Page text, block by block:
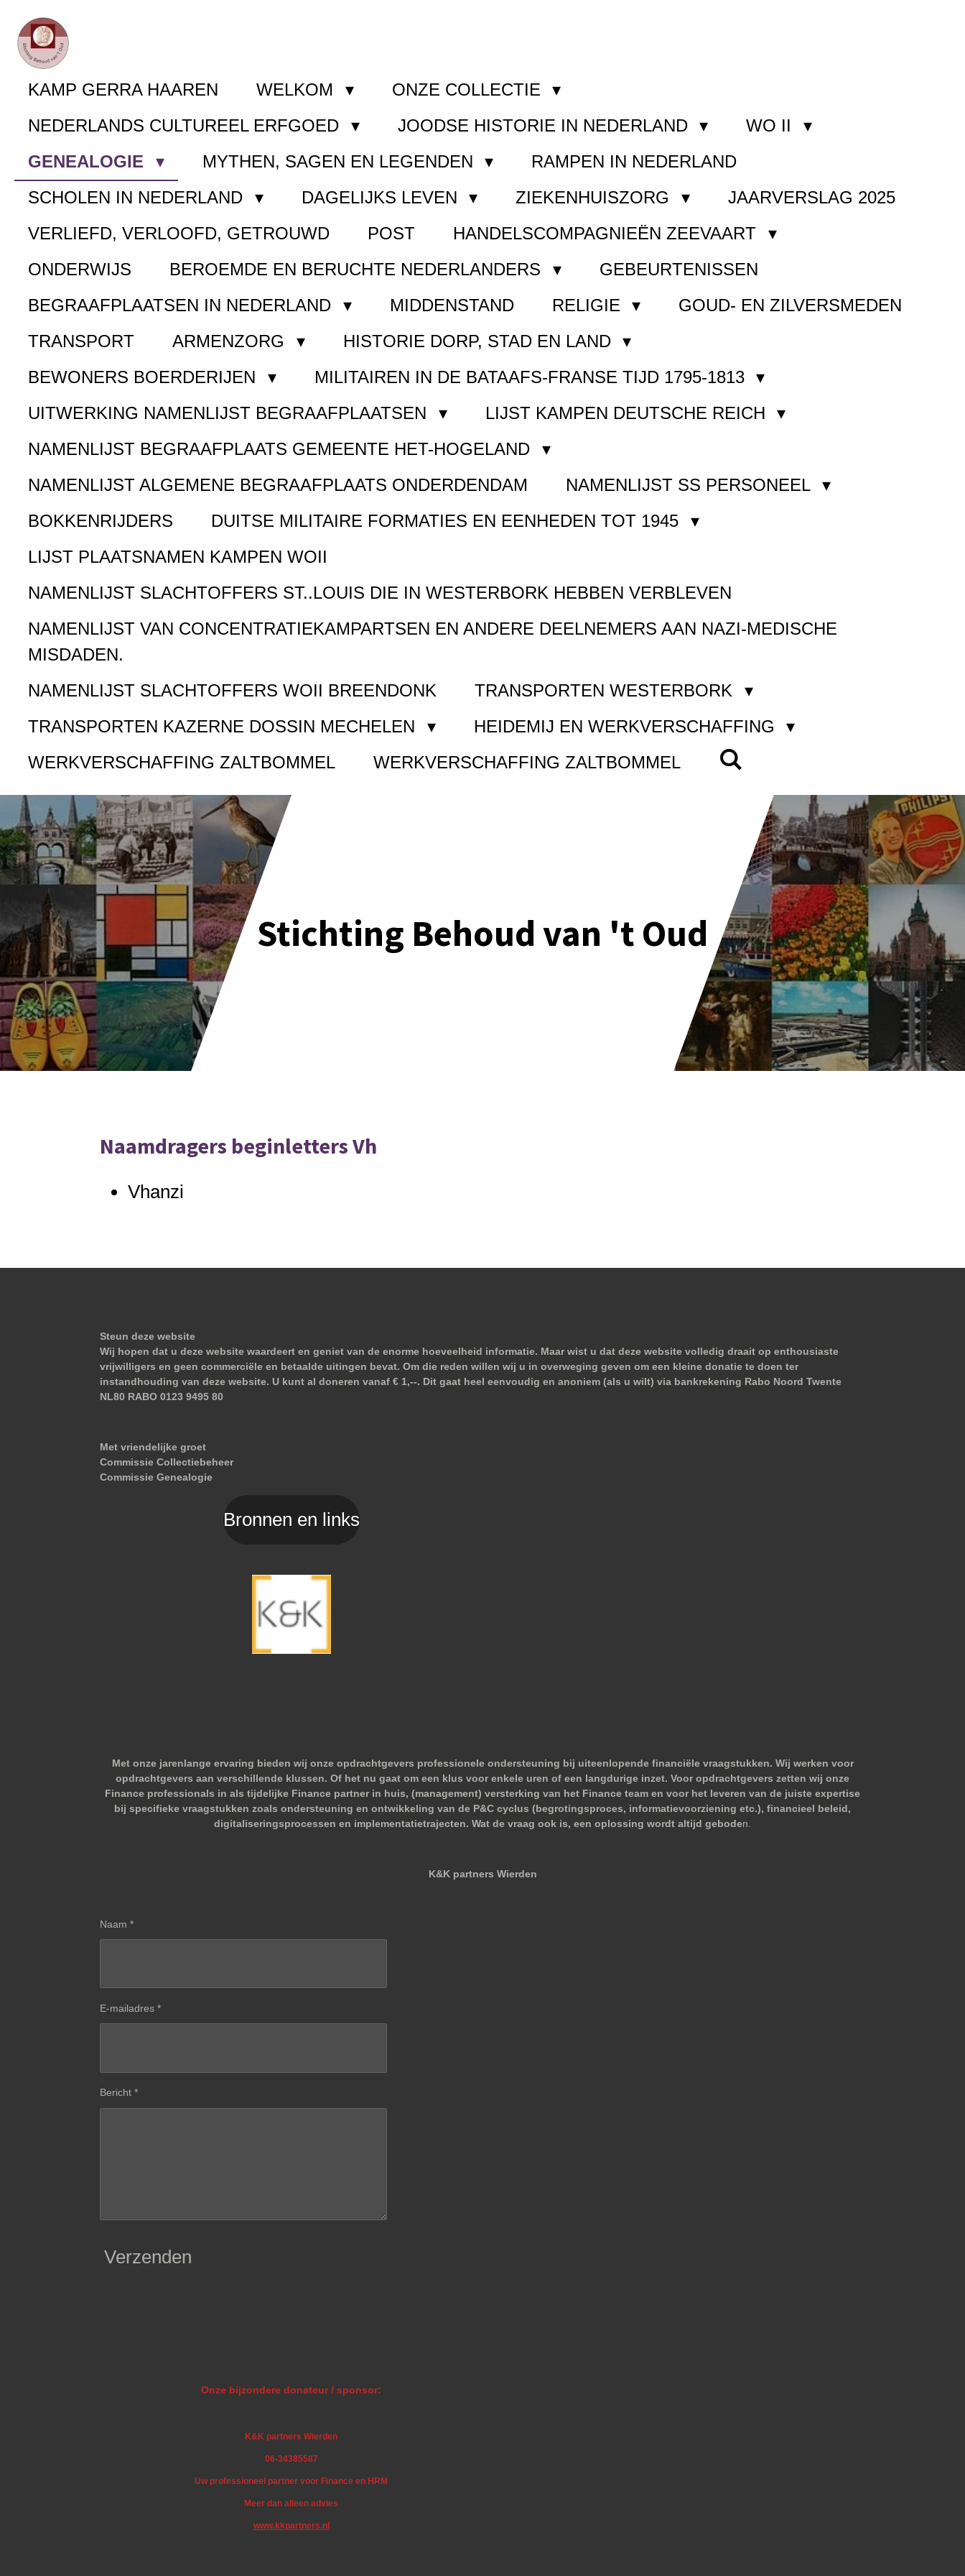
Ga
direct
naar
hoofdinhoud
KAMP GERRA HAAREN WELKOM
ONZE COLLECTIE
NEDERLANDS CULTUREEL ERFGOED
JOODSE HISTORIE IN NEDERLAND
WO II
GENEALOGIE
MYTHEN, SAGEN EN LEGENDEN
RAMPEN IN NEDERLAND
SCHOLEN IN NEDERLAND
DAGELIJKS LEVEN ZIEKENHUISZORG
JAARVERSLAG 2025
VERLIEFD, VERLOOFD, GETROUWD
POST
HANDELSCOMPAGNIEËN ZEEVAART
ONDERWIJS
BEROEMDE EN BERUCHTE NEDERLANDERS
GEBEURTENISSEN
BEGRAAFPLAATSEN IN NEDERLAND
MIDDENSTAND RELIGIE
GOUD- EN ZILVERSMEDEN
TRANSPORT
ARMENZORG
HISTORIE DORP, STAD EN LAND
BEWONERS BOERDERIJEN
MILITAIREN IN DE BATAAFS-FRANSE TIJD 1795-1813
UITWERKING NAMENLIJST BEGRAAFPLAATSEN
LIJST KAMPEN DEUTSCHE REICH
NAMENLIJST BEGRAAFPLAATS GEMEENTE HET-HOGELAND
NAMENLIJST ALGEMENE BEGRAAFPLAATS ONDERDENDAM
NAMENLIJST SS PERSONEEL
BOKKENRIJDERS
DUITSE MILITAIRE FORMATIES EN EENHEDEN TOT 1945
LIJST PLAATSNAMEN KAMPEN WOII
NAMENLIJST SLACHTOFFERS ST..LOUIS DIE IN WESTERBORK HEBBEN VERBLEVEN
NAMENLIJST VAN CONCENTRATIEKAMPARTSEN EN ANDERE DEELNEMERS AAN NAZI-MEDISCHE
MISDADEN.
NAMENLIJST SLACHTOFFERS WOII BREENDONK
TRANSPORTEN WESTERBORK
TRANSPORTEN KAZERNE DOSSIN MECHELEN
HEIDEMIJ EN WERKVERSCHAFFING
WERKVERSCHAFFING ZALTBOMMEL
WERKVERSCHAFFING ZALTBOMMEL
Stichting Behoud van 't Oud
Naamdragers beginletters Vh
Vhanzi
Steun deze website
Wij hopen dat u deze website waardeert en geniet van de enorme hoeveelheid informatie. Maar wist u dat deze website volledig draait op enthousiaste
vrijwilligers en geen commerciële en betaalde uitingen bevat. Om die reden willen wij u in overweging geven om een kleine donatie te doen ter
instandhouding van deze website. U kunt al doneren vanaf € 1,--. Dit gaat heel eenvoudig en anoniem (als u wilt) via bankrekening Rabo Noord Twente
NL80 RABO 0123 9495 80
Met vriendelijke groet
Commissie Collectiebeheer
Commissie Genealogie
Bronnen en links
Met onze jarenlange ervaring bieden wij onze opdrachtgevers professionele ondersteuning bij uiteenlopende financiële vraagstukken. Wij werken voor
opdrachtgevers aan verschillende klussen. Of het nu gaat om een klus voor enkele uren of een langdurige inzet. Voor opdrachtgevers zetten wij onze
Finance professionals in als tijdelijke Finance partner in huis, (management) versterking van het Finance team en voor het leveren van de juiste expertise
bij specifieke vraagstukken zoals ondersteuning en ontwikkeling van de P&C cyclus (begrotingsproces, informatievoorziening etc.), financieel beleid,
digitaliseringsprocessen en implementatietrajecten. Wat de vraag ook is, een oplossing wordt altijd geboden.
K&K partners Wierden
Naam *
E-mailadres *
Bericht *
Verzenden
Onze bijzondere donateur / sponsor:
K&K partners Wierden
06-34385587
Uw professioneel partner voor Finance en HRM
Meer dan alleen advies
www.kkpartners.nl